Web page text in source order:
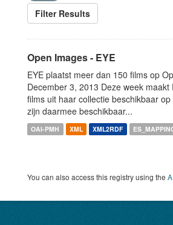
Filter Results
Open Images - EYE
EYE plaatst meer dan 150 films op
December 3, 2013 Deze week maakt
films uit haar collectie beschikbaar
zijn daarmee beschikbaar...
OAI-PMH XML XML2RDF
You can also access this registry using the